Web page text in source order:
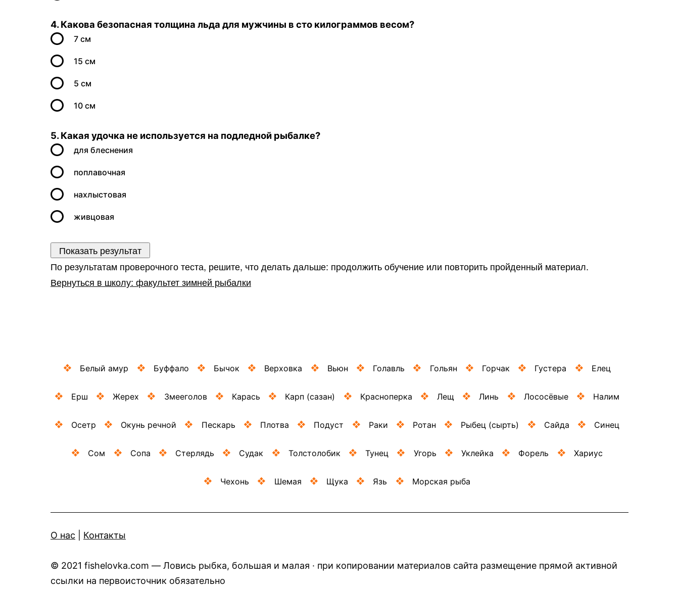
4. Какова безопасная толщина льда для мужчины в сто килограммов весом?
7 см
15 см
5 см
10 см
5. Какая удочка не используется на подледной рыбалке?
для блеснения
поплавочная
нахлыстовая
живцовая
По результатам проверочного теста, решите, что делать дальше: продолжить обучение или повторить пройденный материал.
Вернуться в школу: факультет зимней рыбалки
Белый амур Буффало Бычок Верховка Вьюн Голавль Гольян Горчак Густера Елец
Ерш Жерех Змееголов Карась Карп (сазан) Красноперка Лещ Линь Лососёвые Налим
Осетр Окунь речной Пескарь Плотва Подуст Раки Ротан Рыбец (сырть) Сайда Синец
Сом Сопа Стерлядь Судак Толстолобик Тунец Угорь Уклейка Форель Хариус
Чехонь Шемая Щука Язь Морская рыба
O нас Контакты
© 2021 fishelovka.com — Ловись рыбка, большая и малая · при копировании материалов сайта размещение прямой активной
ссылки на первоисточник обязательно